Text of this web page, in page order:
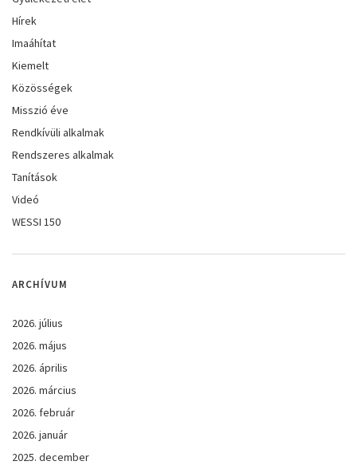
Hírek
Imaáhítat
Kiemelt
Közösségek
Misszió éve
Rendkívüli alkalmak
Rendszeres alkalmak
Tanítások
Videó
WESSI 150
ARCHÍVUM
2026. július
2026. május
2026. április
2026. március
2026. február
2026. január
2025. december